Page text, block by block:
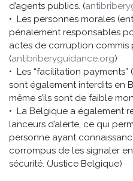
d’agents publics. (
• Les personnes morales
pénalement responsables
actes de corruption commis
(antibriberyguidance.org)
• Les “facilitation
sont également interdits en
même s’ils sont de faible
• La Belgique a également
lanceurs d’alerte, ce qui
personne ayant
corrompus de les signaler
sécurité. (Justice Belgique)